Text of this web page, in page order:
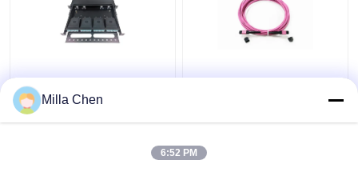
96 clôture de tableau
de connexion des
fibres des fibres MPO
haute densité de Data
12 la correction de
connecteur femelle de
la perte 0.35dB d'élite
d'OM4 50/125um
Milla Chen
6:52 PM